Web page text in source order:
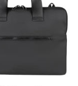
вне помещения